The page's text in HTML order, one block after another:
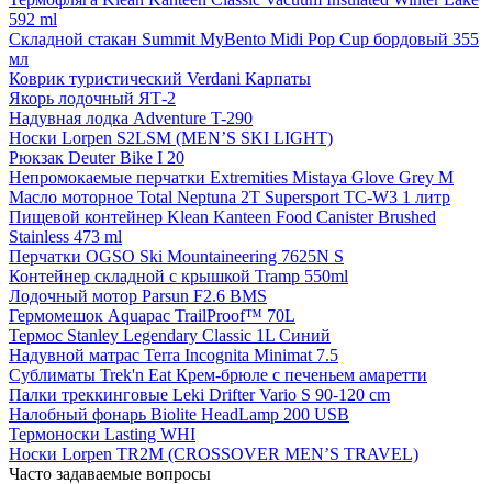
592 ml
Складной стакан Summit MyBento Midi Pop Cup бордовый 355
мл
Коврик туристический Verdani Карпаты
Якорь лодочный ЯТ-2
Надувная лодка Adventure T-290
Носки Lorpen S2LSM (MEN’S SKI LIGHT)
Рюкзак Deuter Bike I 20
Непромокаемые перчатки Extremities Mistaya Glove Grey M
Масло моторное Total Neptuna 2T Supersport TC-W3 1 литр
Пищевой контейнер Klean Kanteen Food Canister Brushed
Stainless 473 ml
Перчатки OGSO Ski Mountaineering 7625N S
Контейнер складной с крышкой Tramp 550ml
Лодочный мотор Parsun F2.6 BMS
Гермомешок Aquapac TrailProof™ 70L
Термос Stanley Legendary Classic 1L Синий
Надувной матрас Terra Incognita Minimat 7.5
Сублиматы Trek'n Eat Крем-брюле с печеньем амаретти
Палки треккинговые Leki Drifter Vario S 90-120 cm
Налобный фонарь Biolite HeadLamp 200 USB
Термоноски Lasting WHI
Носки Lorpen TR2M (CROSSOVER MEN’S TRAVEL)
Часто задаваемые вопросы